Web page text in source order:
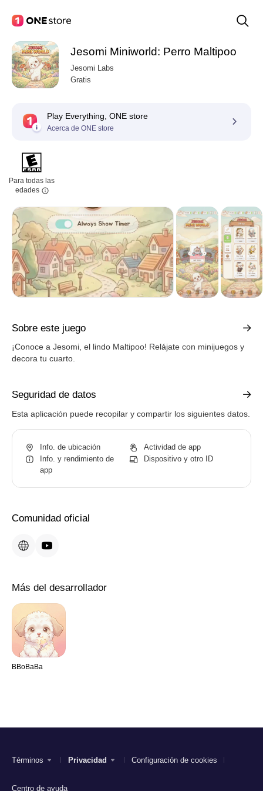
Jesomi Miniworld: Perro Maltipoo
Jesomi Labs
Gratis
Play Everything, ONE store
Acerca de ONE store
Para todas las
edades
Sobre este juego
¡Conoce a Jesomi, el lindo Maltipoo! Relájate con minijuegos y
decora tu cuarto.
Seguridad de datos
Esta aplicación puede recopilar y compartir los siguientes datos.
Info. de ubicación
Actividad de app
Info. y rendimiento de
app
Dispositivo y otro ID
Comunidad oficial
Más del desarrollador
BBoBaBa
Términos Privacidad Configuración de cookies
Centro de ayuda